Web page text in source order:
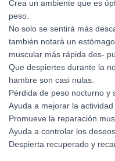
Crea un ambiente que es
peso.
No solo se sentirá más
también notará un
muscular más rápida des-
Que despiertes durante la
hambre son casi nulas.
Pérdida de peso nocturno y
Ayuda a mejorar la actividad
Promueve la reparación
Ayuda a controlar los
Despierta recuperado y